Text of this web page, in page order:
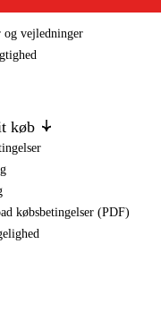
vejledninger
køb
købsbetingelser (PDF)